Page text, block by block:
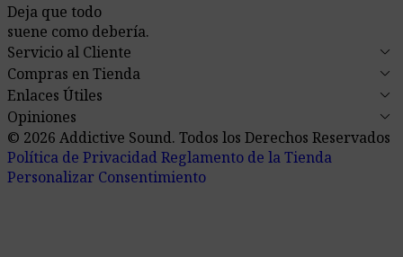
Deja que todo
suene como debería.
Servicio al Cliente
keyboard_arrow_down
Compras en Tienda keyboard_arrow_down
Enlaces Útiles keyboard_arrow_down
Opiniones keyboard_arrow_down
© 2026 Addictive Sound. Todos los Derechos Reservados
Política de PrivacidadReglamento de la Tienda
Personalizar Consentimiento